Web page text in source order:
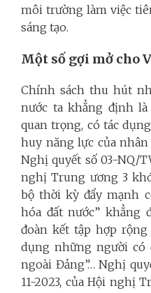
môi trường làm việc
sáng tạo.
Một số gợi mở cho
Chính sách thu hút
nước ta khẳng định
quan trọng, có tác
huy năng lực của
Nghị quyết số 03-NQ/
nghị Trung ương 3
bộ thời kỳ đẩy mạnh
hóa đất nước” khẳng
đoàn kết tập hợp
dụng những người có
ngoài Đảng”… Nghị
11-2023, của Hội nghị